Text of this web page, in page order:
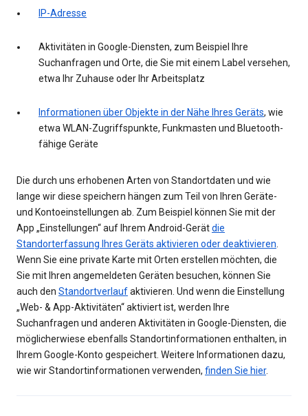
IP-Adresse
Aktivitäten in Google-Diensten, zum Beispiel Ihre
Suchanfragen und Orte, die Sie mit einem Label versehen,
etwa Ihr Zuhause oder Ihr Arbeitsplatz
Informationen über Objekte in der Nähe Ihres Geräts, wie
etwa WLAN-Zugriffspunkte, Funkmasten und Bluetooth-
fähige Geräte
Die durch uns erhobenen Arten von Standortdaten und wie
lange wir diese speichern hängen zum Teil von Ihren Geräte-
und Kontoeinstellungen ab. Zum Beispiel können Sie mit der
App „Einstellungen“ auf Ihrem Android-Gerätdie
Standorterfassung Ihres Geräts aktivieren oder deaktivieren.
Wenn Sie eine private Karte mit Orten erstellen möchten, die
Sie mit Ihren angemeldeten Geräten besuchen, können Sie
auch den Standortverlaufaktivieren. Und wenn die Einstellung
„Web- & App-Aktivitäten“ aktiviert ist, werden Ihre
Suchanfragen und anderen Aktivitäten in Google-Diensten, die
möglicherwiese ebenfalls Standortinformationen enthalten, in
Ihrem Google-Konto gespeichert. Weitere Informationen dazu,
wie wir Standortinformationen verwenden, finden Sie hier.